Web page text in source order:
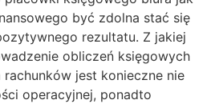
być zdolna stać się
rezultatu. Z jakiej
obliczeń księgowych
jest konieczne nie
operacyjnej, ponadto